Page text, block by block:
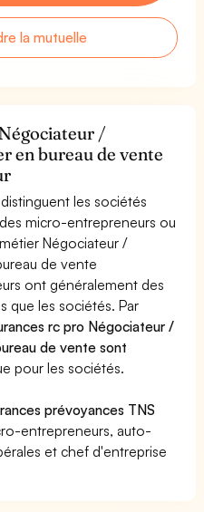
la mutuelle
/
en bureau de vente
les sociétés
micro-entrepreneurs ou
Négociateur /
de vente
ont généralement des
que les sociétés. Par
rc pro Négociateur /
de vente sont
pour les sociétés.
prévoyances TNS
entrepreneurs, auto-
et chef d'entreprise